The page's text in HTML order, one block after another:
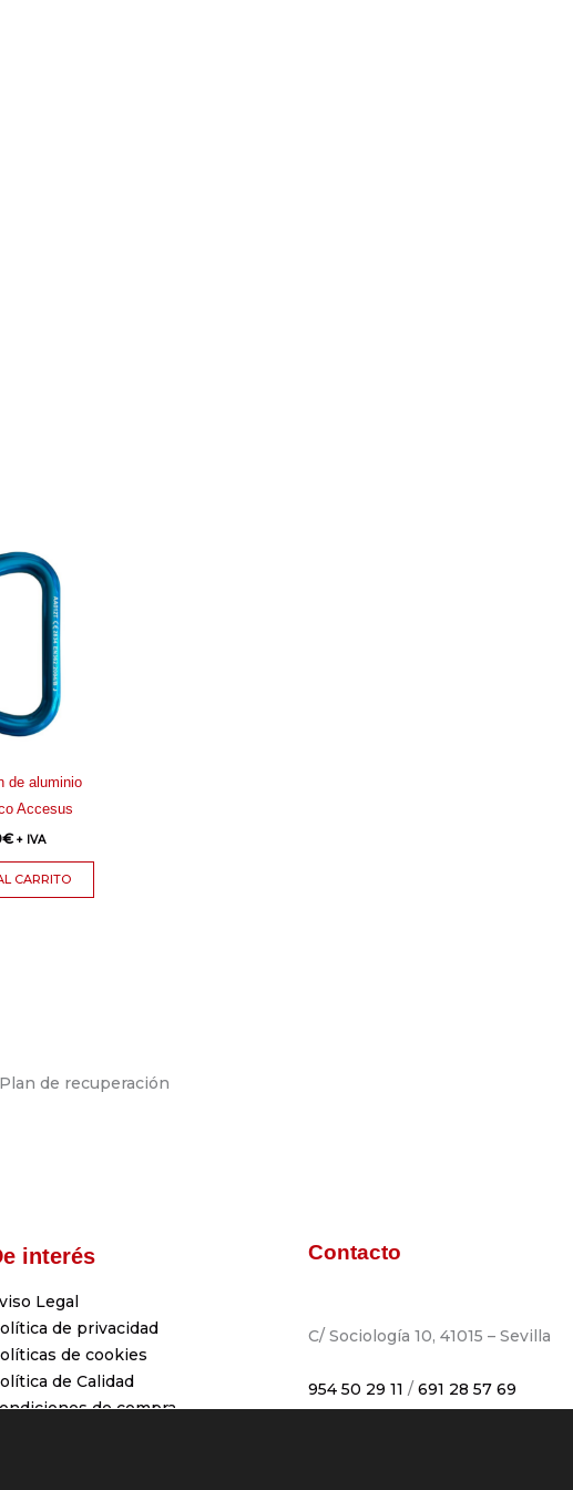
de aluminio
Accesus
€ + IVA
CARRITO
interés
Legal
de privacidad
de cookies
de Calidad
de compra
Contacto
C/ Sociología 10, 41015 – Sevilla
954 50 29 11 /691 28 57 69
info@escuelariesgozero.es